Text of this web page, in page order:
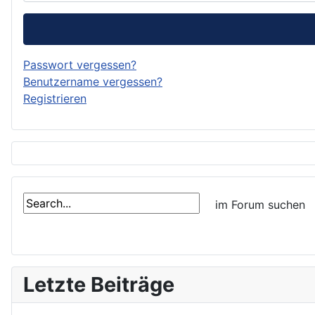
Passwort vergessen?
Benutzername vergessen?
Registrieren
Letzte Beiträge